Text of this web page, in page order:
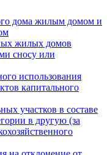
дома жилым домом и
жилых домов
сносу или
использования
капитального
участков в составе
в другую (за